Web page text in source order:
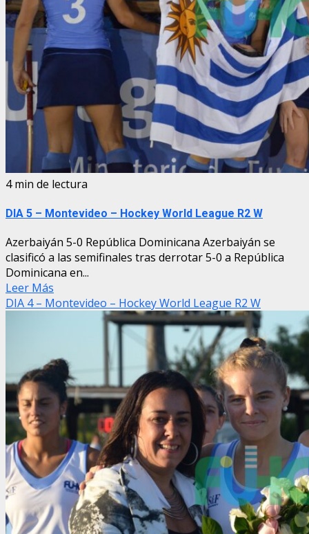
4 min de lectura
DIA 5 – Montevideo – Hockey World League R2 W
Azerbaiyán 5-0 República Dominicana Azerbaiyán se
clasificó a las semifinales tras derrotar 5-0 a República
Dominicana en...
Leer Más
DIA 4 – Montevideo – Hockey World League R2 W